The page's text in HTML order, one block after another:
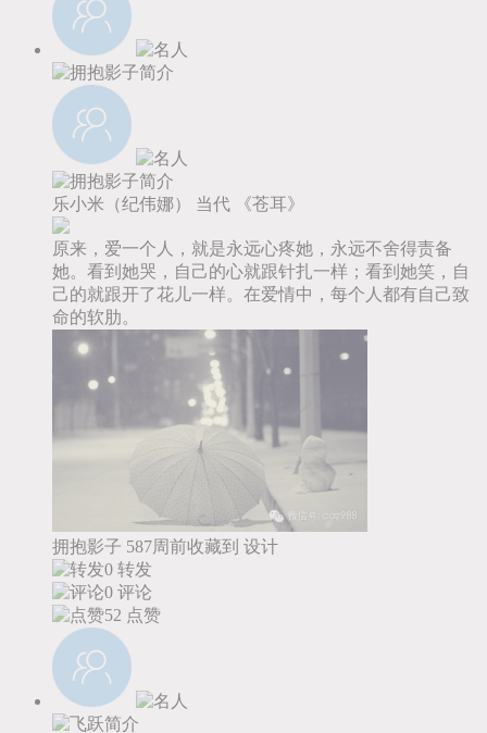
乐小米（纪伟娜） 当代 《苍耳》
原来，爱一个人，就是永远心疼她，永远不舍得责备
她。看到她哭，自己的心就跟针扎一样；看到她笑，自
己的就跟开了花儿一样。在爱情中，每个人都有自己致
命的软肋。
拥抱影子 587周前收藏到 设计
0 转发
0 评论
52 点赞